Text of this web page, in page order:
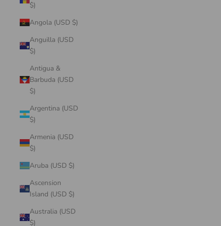
$)
Angola (USD $)
Anguilla (USD
$)
Antigua &
Barbuda (USD
$)
Argentina (USD
$)
Armenia (USD
$)
Aruba (USD $)
Ascension
Island (USD $)
Australia (USD
$)